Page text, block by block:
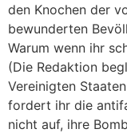
den Knochen der
bewunderten
Warum wenn ihr
(Die Redaktion
Vereinigten
fordert ihr die
nicht auf, ihre